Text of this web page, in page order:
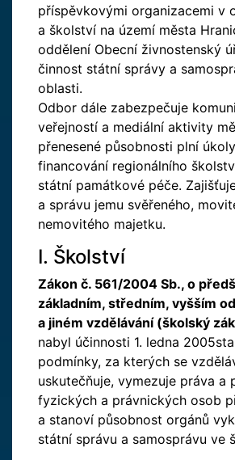
příspěvkovými organizacemi v
a školství na území města
oddělení Obecní živnostenský
činnost státní správy a
oblasti.
Odbor dále zabezpečuje
veřejností a mediální aktivity
přenesené působnosti plní
financování regionálního
státní památkové péče.
a správu jemu svěřeného,
nemovitého majetku.
I. Školství
Zákon č. 561/2004 Sb., o
základním, středním, vyšším
a jiném vzdělávání (školský
nabyl účinnosti 1. ledna
podmínky, za kterých se
uskutečňuje, vymezuje práva a
fyzických a právnických osob
a stanoví působnost orgánů
státní správu a samosprávu ve